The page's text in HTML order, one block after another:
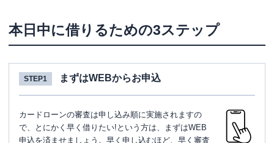
住所 東京都板橋区小豆沢２－１８－７
名称 三菱ＵＦＪ銀行 下赤塚駅前支店
平日：9：00～15：00
日祝：-
平日：7：00～24：00
本日中に借りるための3ステップ
STEP1 まずはWEBからお申込
カードローンの審査は申し込み順に実施されますの
で、とにかく早く借りたい!という方は、まずはWEB
申込を済ませましょう。早く申し込むほど、早く審査